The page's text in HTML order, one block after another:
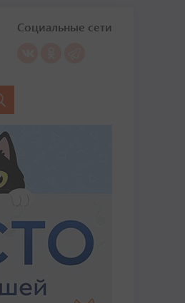
Социальные сети